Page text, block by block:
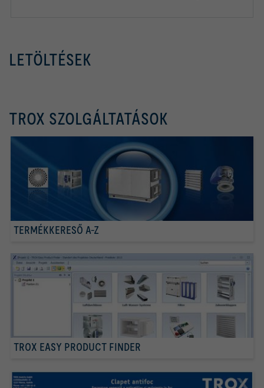
LETÖLTÉSEK
TROX SZOLGÁLTATÁSOK
TERMÉKKERESŐ A-Z
TROX EASY PRODUCT FINDER